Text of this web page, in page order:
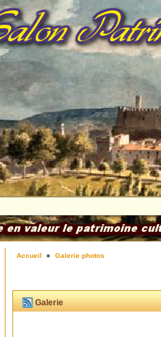
Accueil Galerie photos
Galerie